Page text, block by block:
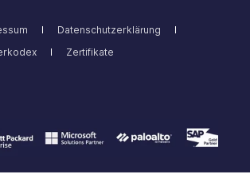
Datenschutzerklärung
Zertifikate